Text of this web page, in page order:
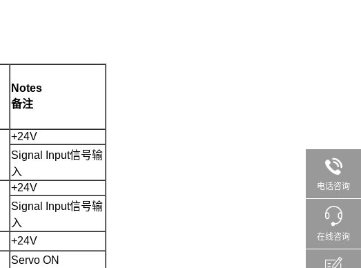
电话咨询
在线咨询
Notes
备注
+24V
Signal Input信号输
入
+24V
Signal Input信号输
入
+24V
Servo ON